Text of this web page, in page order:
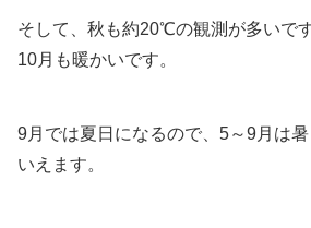
そして、秋も約20℃の観測が多いで
10月も暖かいです。
9月では夏日になるので、5～9月は
いえます。